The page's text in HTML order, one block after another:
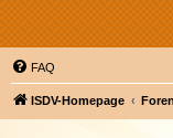
FAQ
ISDV-Homepage Foren